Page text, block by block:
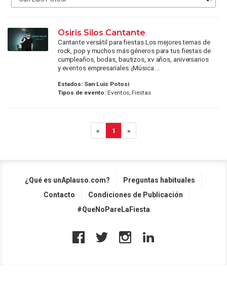
Osiris Silos Cantante
Cantante versátil para fiestas Los mejores temas de
rock, pop y muchos más géneros para tus fiestas de
cumpleaños, bodas, bautizos, xv años, aniversarios
y eventos empresariales. ¡Música ...
Estados: San Luis Potosi
Tipos de evento:Eventos, Fiestas
« 1 »
¿Qué es unAplauso.com?
Preguntas habituales
Contacto
Condiciones de Publicación
#QueNoPareLaFiesta